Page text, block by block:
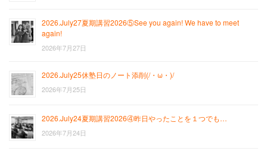
2026.July27夏期講習2026⑤See you again! We have to meet
again!
2026年7月27日
2026.July25休塾日のノート添削(/・ω・)/
2026年7月25日
2026.July24夏期講習2026④昨日やったことを１つでも…
2026年7月24日